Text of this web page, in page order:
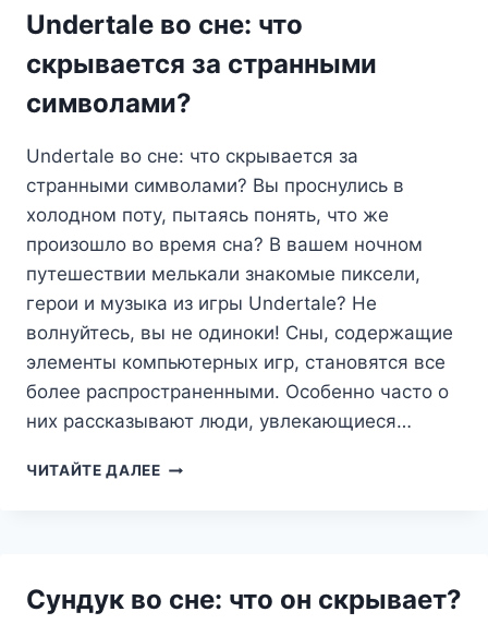
ПОДСОЗНАНИИ?
Undertale во сне: что
скрывается за странными
символами?
Undertale во сне: что скрывается за
странными символами? Вы проснулись в
холодном поту, пытаясь понять, что же
произошло во время сна? В вашем ночном
путешествии мелькали знакомые пиксели,
герои и музыка из игры Undertale? Не
волнуйтесь, вы не одиноки! Сны, содержащие
элементы компьютерных игр, становятся все
более распространенными. Особенно часто о
них рассказывают люди, увлекающиеся…
ЧИТАЙТЕ ДАЛЕЕUNDERTALE
СТРАННЫМИ
Сундук во сне: что он скрывает?